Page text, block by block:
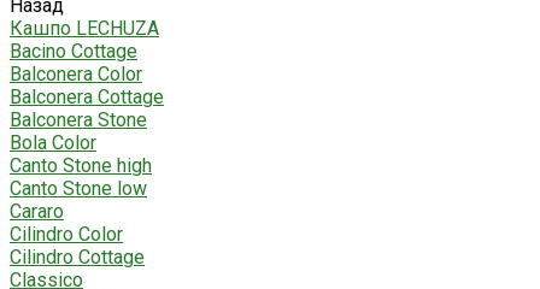
Назад
Кашпо LECHUZA
Bacino Cottage
Balconera Color
Balconera Cottage
Balconera Stone
Bola Color
Canto Stone high
Canto Stone low
Cararo
Cilindro Color
Cilindro Cottage
Classico